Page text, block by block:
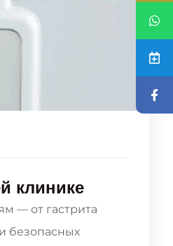
клинике
— от гастрита
безопасных